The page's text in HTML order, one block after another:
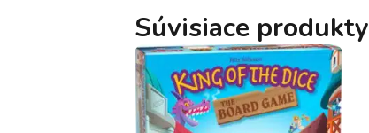
Súvisiace produkty